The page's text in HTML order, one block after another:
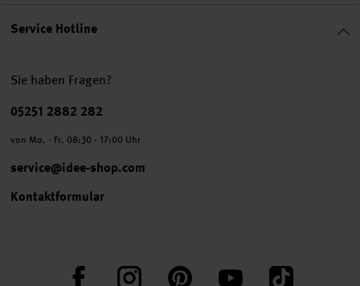
Service Hotline
Sie haben Fragen?
Telefonnummer
05251 2882 282
von Mo. - Fr. 08:30 - 17:00 Uhr
service@idee-shop.com
Kontaktformular
FacebookInstagram PinterestYouTube TikTok